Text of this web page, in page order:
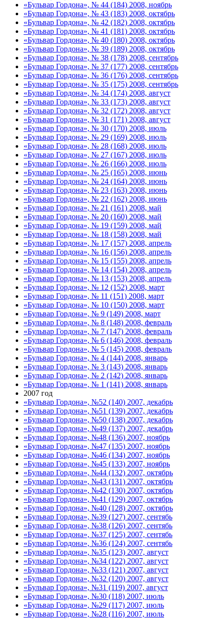
«Бульвар Гордона», № 44 (184) 2008, ноябрь
«Бульвар Гордона», № 43 (183) 2008, октябрь
«Бульвар Гордона», № 42 (182) 2008, октябрь
«Бульвар Гордона», № 41 (181) 2008, октябрь
«Бульвар Гордона», № 40 (180) 2008, октябрь
«Бульвар Гордона», № 39 (189) 2008, октябрь
«Бульвар Гордона», № 38 (178) 2008, сентябрь
«Бульвар Гордона», № 37 (177) 2008, сентябрь
«Бульвар Гордона», № 36 (176) 2008, сентябрь
«Бульвар Гордона», № 35 (175) 2008, сентябрь
«Бульвар Гордона», № 34 (174) 2008, август
«Бульвар Гордона», № 33 (173) 2008, август
«Бульвар Гордона», № 32 (172) 2008, август
«Бульвар Гордона», № 31 (171) 2008, август
«Бульвар Гордона», № 30 (170) 2008, июль
«Бульвар Гордона», № 29 (169) 2008, июль
«Бульвар Гордона», № 28 (168) 2008, июль
«Бульвар Гордона», № 27 (167) 2008, июль
«Бульвар Гордона», № 26 (166) 2008, июль
«Бульвар Гордона», № 25 (165) 2008, июнь
«Бульвар Гордона», № 24 (164) 2008, июнь
«Бульвар Гордона», № 23 (163) 2008, июнь
«Бульвар Гордона», № 22 (162) 2008, июнь
«Бульвар Гордона», № 21 (161) 2008, май
«Бульвар Гордона», № 20 (160) 2008, май
«Бульвар Гордона», № 19 (159) 2008, май
«Бульвар Гордона», № 18 (158) 2008, май
«Бульвар Гордона», № 17 (157) 2008, апрель
«Бульвар Гордона», № 16 (156) 2008, апрель
«Бульвар Гордона», № 15 (155) 2008, апрель
«Бульвар Гордона», № 14 (154) 2008, апрель
«Бульвар Гордона», № 13 (153) 2008, апрель
«Бульвар Гордона», № 12 (152) 2008, март
«Бульвар Гордона», № 11 (151) 2008, март
«Бульвар Гордона», № 10 (150) 2008, март
«Бульвар Гордона», № 9 (149) 2008, март
«Бульвар Гордона», № 8 (148) 2008, февраль
«Бульвар Гордона», № 7 (147) 2008, февраль
«Бульвар Гордона», № 6 (146) 2008, февраль
«Бульвар Гордона», № 5 (145) 2008, февраль
«Бульвар Гордона», № 4 (144) 2008, январь
«Бульвар Гордона», № 3 (143) 2008, январь
«Бульвар Гордона», № 2 (142) 2008, январь
«Бульвар Гордона», № 1 (141) 2008, январь
2007 год
«Бульвар Гордона», №52 (140) 2007, декабрь
«Бульвар Гордона», №51 (139) 2007, декабрь
«Бульвар Гордона», №50 (138) 2007, декабрь
«Бульвар Гордона», №49 (137) 2007, декабрь
«Бульвар Гордона», №48 (136) 2007, ноябрь
«Бульвар Гордона», №47 (135) 2007, ноябрь
«Бульвар Гордона», №46 (134) 2007, ноябрь
«Бульвар Гордона», №45 (133) 2007, ноябрь
«Бульвар Гордона», №44 (132) 2007, октябрь
«Бульвар Гордона», №43 (131) 2007, октябрь
«Бульвар Гордона», №42 (130) 2007, октябрь
«Бульвар Гордона», №41 (129) 2007, октябрь
«Бульвар Гордона», №40 (128) 2007, октябрь
«Бульвар Гордона», №39 (127) 2007, сентябь
«Бульвар Гордона», №38 (126) 2007, сентябь
«Бульвар Гордона», №37 (125) 2007, сентябь
«Бульвар Гордона», №36 (124) 2007, сентябь
«Бульвар Гордона», №35 (123) 2007, август
«Бульвар Гордона», №34 (122) 2007, август
«Бульвар Гордона», №33 (121) 2007, август
«Бульвар Гордона», №32 (120) 2007, август
«Бульвар Гордона», №31 (119) 2007, август
«Бульвар Гордона», №30 (118) 2007, июль
«Бульвар Гордона», №29 (117) 2007, июль
«Бульвар Гордона», №28 (116) 2007, июль